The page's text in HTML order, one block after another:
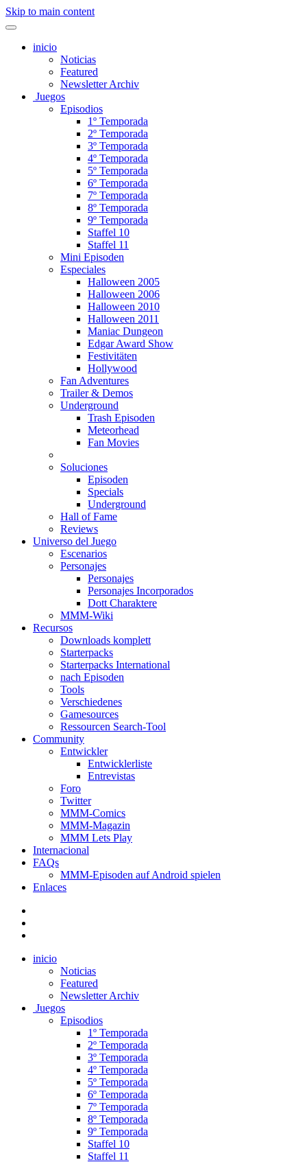
Skip to main content
inicio
Noticias
Featured
Newsletter Archiv
Juegos
Episodios
1º Temporada
2º Temporada
3º Temporada
4º Temporada
5º Temporada
6º Temporada
7º Temporada
8º Temporada
9º Temporada
Staffel 10
Staffel 11
Mini Episoden
Especiales
Halloween 2005
Halloween 2006
Halloween 2010
Halloween 2011
Maniac Dungeon
Edgar Award Show
Festivitäten
Hollywood
Fan Adventures
Trailer & Demos
Underground
Trash Episoden
Meteorhead
Fan Movies
Soluciones
Episoden
Specials
Underground
Hall of Fame
Reviews
Universo del Juego
Escenarios
Personajes
Personajes
Personajes Incorporados
Dott Charaktere
MMM-Wiki
Recursos
Downloads komplett
Starterpacks
Starterpacks International
nach Episoden
Tools
Verschiedenes
Gamesources
Ressourcen Search-Tool
Community
Entwickler
Entwicklerliste
Entrevistas
Foro
Twitter
MMM-Comics
MMM-Magazin
MMM Lets Play
Internacional
FAQs
MMM-Episoden auf Android spielen
Enlaces
inicio
Noticias
Featured
Newsletter Archiv
Juegos
Episodios
1º Temporada
2º Temporada
3º Temporada
4º Temporada
5º Temporada
6º Temporada
7º Temporada
8º Temporada
9º Temporada
Staffel 10
Staffel 11